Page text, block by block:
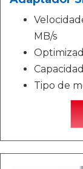
MB/s
Tipo de